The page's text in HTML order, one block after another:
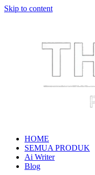
Skip to content
HOME
SEMUA PRODUK
Ai Writer
Blog